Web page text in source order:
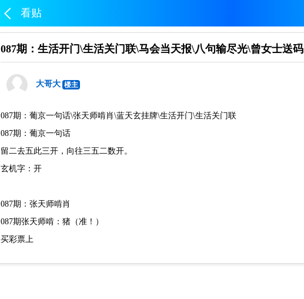
看贴
087期：生活开门\生活关门联\马会当天报\八句输尽光\曾女士送码
大哥大 楼主
087期：葡京一句话\张天师啃肖\蓝天玄挂牌\生活开门\生活关门联
087期：葡京一句话
留二去五此三开，向往三五二数开。
玄机字：开
087期：张天师啃肖
087期张天师啃：猪（准！）
买彩票上